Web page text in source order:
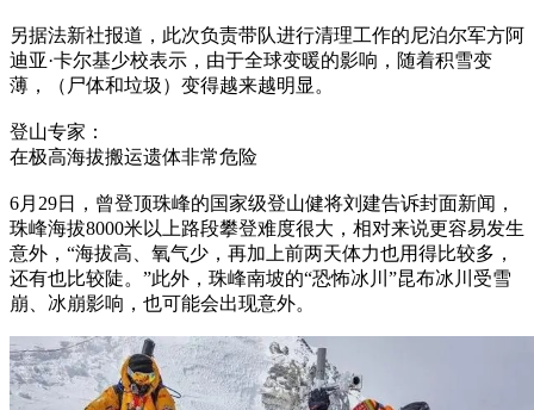
另据法新社报道，此次负责带队进行清理工作的尼泊尔军方阿
迪亚·卡尔基少校表示，由于全球变暖的影响，随着积雪变
薄，（尸体和垃圾）变得越来越明显。
登山专家：
在极高海拔搬运遗体非常危险
6月29日，曾登顶珠峰的国家级登山健将刘建告诉封面新闻，
珠峰海拔8000米以上路段攀登难度很大，相对来说更容易发生
意外，“海拔高、氧气少，再加上前两天体力也用得比较多，
还有也比较陡。”此外，珠峰南坡的“恐怖冰川”昆布冰川受雪
崩、冰崩影响，也可能会出现意外。